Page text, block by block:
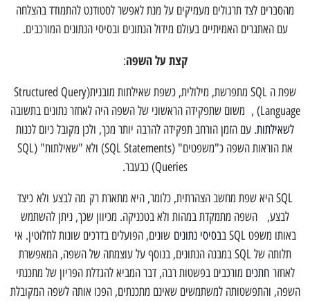
מהסברים לצד תרגולים מעמיקים על מנת לאפשר לסטודנט להתמודד בהצלחה
עם האתגרים האמיתיים בעולם מידול הנתונים ובסיסי הנתונים המורכבים.
קצת על השפה:
שפת ה SQL מתפרשת, מילולית, כשפת שאילתות מובנית(Structured Query
Language) , משום שתפקידה הראשוני של השפה היה לאחזר נתונים בתשובה
לשאילתות. עם הזמן הורחב תפקידה להרבה יותר מכך, ולכן מקובל כיום לכנות
את הוראות השפה כ"משפטים" (SQL Statements) ולא "שאילתות" (SQL
Queries) כבעבר.
SQL היא שפת מחשב הצהרתית, כלומר, היא מתארת רק מה לבצע ולא כיצד
לבצע, השפה מתמקדת במהות ולא בטכניקה. מכיוון שכך, ניתן להשתמש
באותו משפט SQL ב
בסיסי נתונים שונים, הפועלים בדרכים שונות לחלוטין. אי
תלותה של SQL במבנה הנתונים, בנוסף על עוצמתה של השפה, המאפשרת
לאחזרחתכים מורכבים בפשטות רבה, דבר המביא להגדלת הפריון של מתכנתי
השפה, והתפשטותה למשתמשים שאינם מתכנתים, הפכו אותה לשפה המקובלת